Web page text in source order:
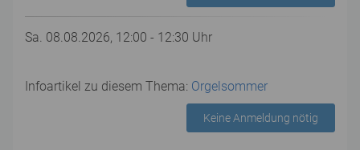
Sa. 08.08.2026, 12:00 - 12:30 Uhr
Infoartikel zu diesem Thema: Orgelsommer
Keine Anmeldung nötig